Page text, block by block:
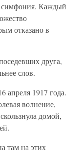
симфония. Каждый
отказано в
друга,
слов.
апреля 1917 года.
волнение,
домой,
там на этих